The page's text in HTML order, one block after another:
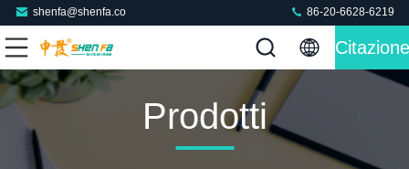
shenfa@shenfa.co 86-20-6628-6219
Citazione
Prodotti